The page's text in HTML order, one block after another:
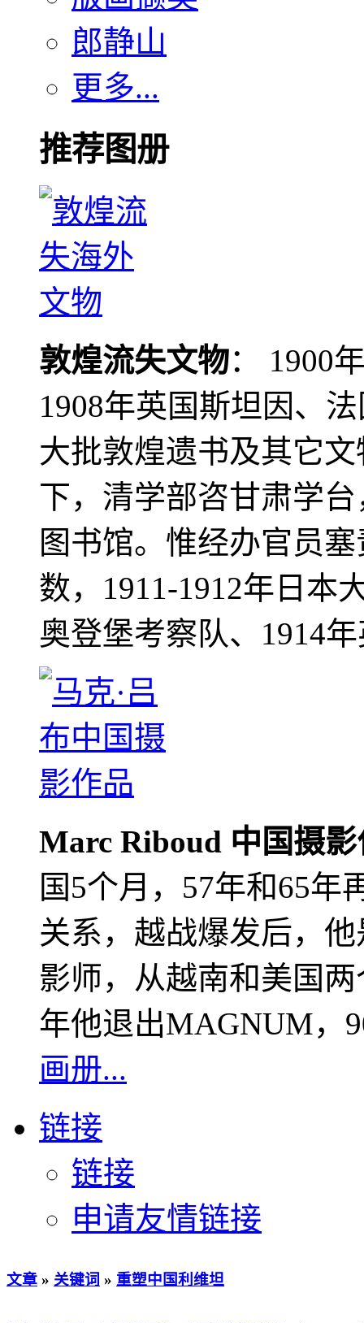
郎静山
更多...
推荐图册
敦煌流失文物： 1900
1908年英国斯坦因、
大批敦煌遗书及其它
下，清学部咨甘肃学
图书馆。惟经办官员
数，1911-1912年日本
奥登堡考察队、1914
Marc Riboud 中国摄
国5个月，57年和65年
关系，越战爆发后，
影师，从越南和美国
年他退出MAGNUM，
画册...
链接
链接
申请友情链接
文章 » 关键词 » 重塑中国利维坦